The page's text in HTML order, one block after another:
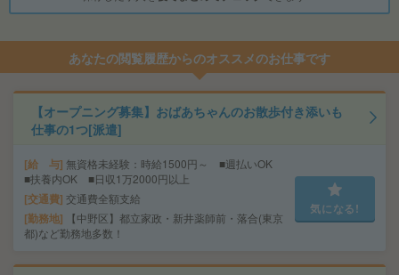
あなたの閲覧履歴からのオススメのお仕事です
【オープニング募集】おばあちゃんのお散歩付き添いも
仕事の1つ[派遣]
給 与 無資格未経験：時給1500円～ ■週払いOK
■扶養内OK ■日収1万2000円以上
交通費 交通費全額支給
勤務地
【中野区】都立家政・新井薬師前・落合(東京
都)など勤務地多数！
気になる!